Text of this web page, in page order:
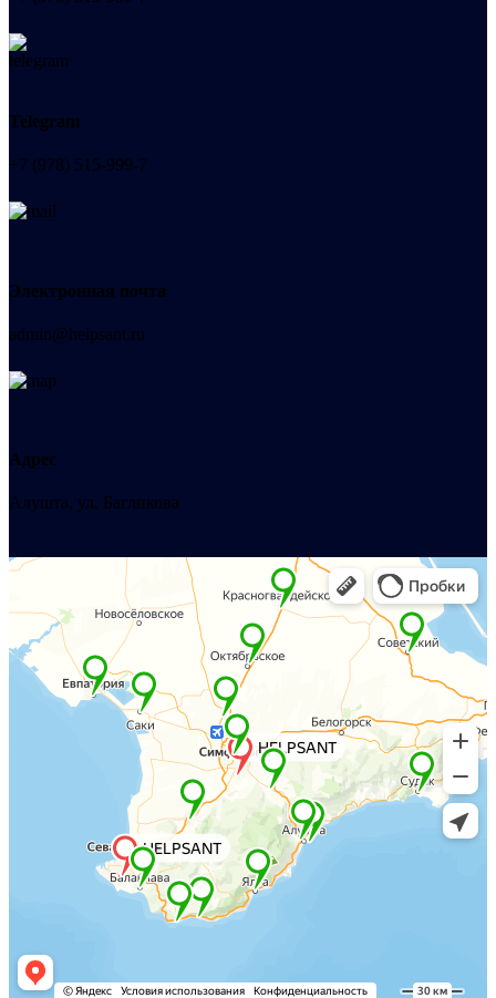
Telegram
+7 (978) 515-999-7
Электронная почта
admin@helpsant.ru
Адрес
Алушта, ул. Багликова